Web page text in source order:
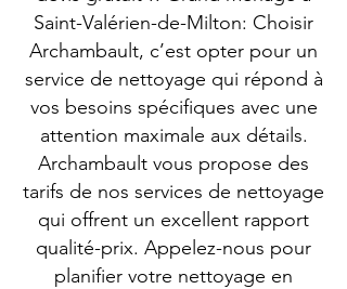
Saint-Valérien-de-Milton: Choisir
Archambault, c’est opter pour un
service de nettoyage qui répond à
vos besoins spécifiques avec une
attention maximale aux détails.
Archambault vous propose des
tarifs de nos services de nettoyage
qui offrent un excellent rapport
qualité-prix. Appelez-nous pour
planifier votre nettoyage en